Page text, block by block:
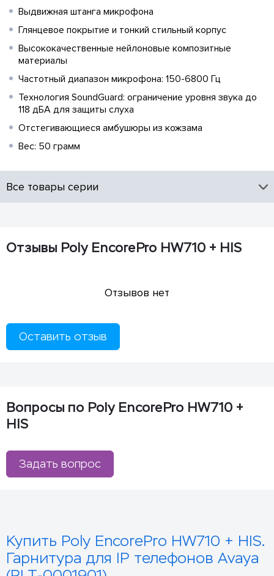
Выдвижная штанга микрофона
Глянцевое покрытие и тонкий стильный корпус
Высококачественные нейлоновые композитные
материалы
Частотный диапазон микрофона: 150-6800 Гц
Технология SoundGuard: ограничение уровня звука до
118 дБА для защиты слуха
Отстегивающиеся амбушюры из кожзама
Вес: 50 грамм
Все товары серии
Отзывы Poly EncorePro HW710 + HIS
Отзывов нет
Оставить отзыв
Вопросы по Poly EncorePro HW710 +
HIS
Задать вопрос
Купить Poly EncorePro HW710 + HIS.
Гарнитура для IP телефонов Avaya